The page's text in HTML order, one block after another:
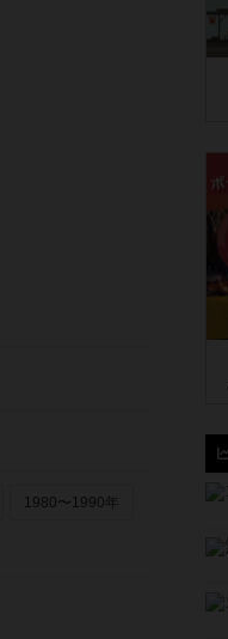
1980〜1990年